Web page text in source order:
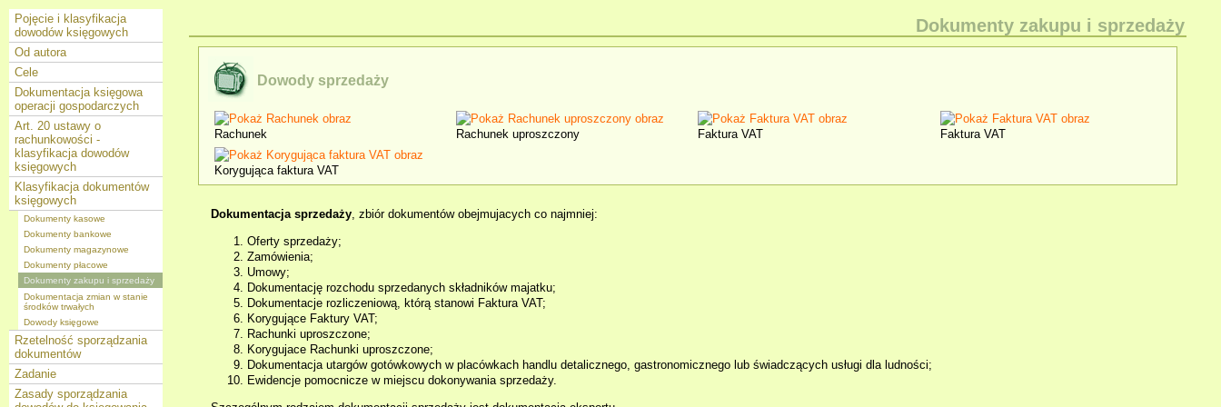
Pojęcie i klasyfikacja
dowodów księgowych
Od autora
Cele
Dokumentacja księgowa
operacji gospodarczych
Art. 20 ustawy o
rachunkowości -
klasyfikacja dowodów
księgowych
Klasyfikacja dokumentów
księgowych
Dokumenty kasowe
Dokumenty bankowe
Dokumenty magazynowe
Dokumenty płacowe
Dokumenty zakupu i sprzedaży
Dokumentacja zmian w stanie
środków trwałych
Dowody księgowe
Rzetelność sporządzania
dokumentów
Zadanie
Zasady sporządzania
Dokumenty zakupu i sprzedaży
Dowody sprzedaży
Rachunek Rachunek uproszczony Faktura VAT Faktura VAT
Korygująca faktura VAT
Dokumentacja sprzedaży, zbiór dokumentów obejmujacych co najmniej:
Oferty sprzedaży;
Zamówienia;
Umowy;
Dokumentację rozchodu sprzedanych składników majatku;
Dokumentacje rozliczeniową, którą stanowi Faktura VAT;
Korygujące Faktury VAT;
Rachunki uproszczone;
Korygujace Rachunki uproszczone;
Dokumentacja utargów gotówkowych w placówkach handlu detalicznego, gastronomicznego lub świadczących usługi dla ludności;
Ewidencje pomocnicze w miejscu dokonywania sprzedaży.